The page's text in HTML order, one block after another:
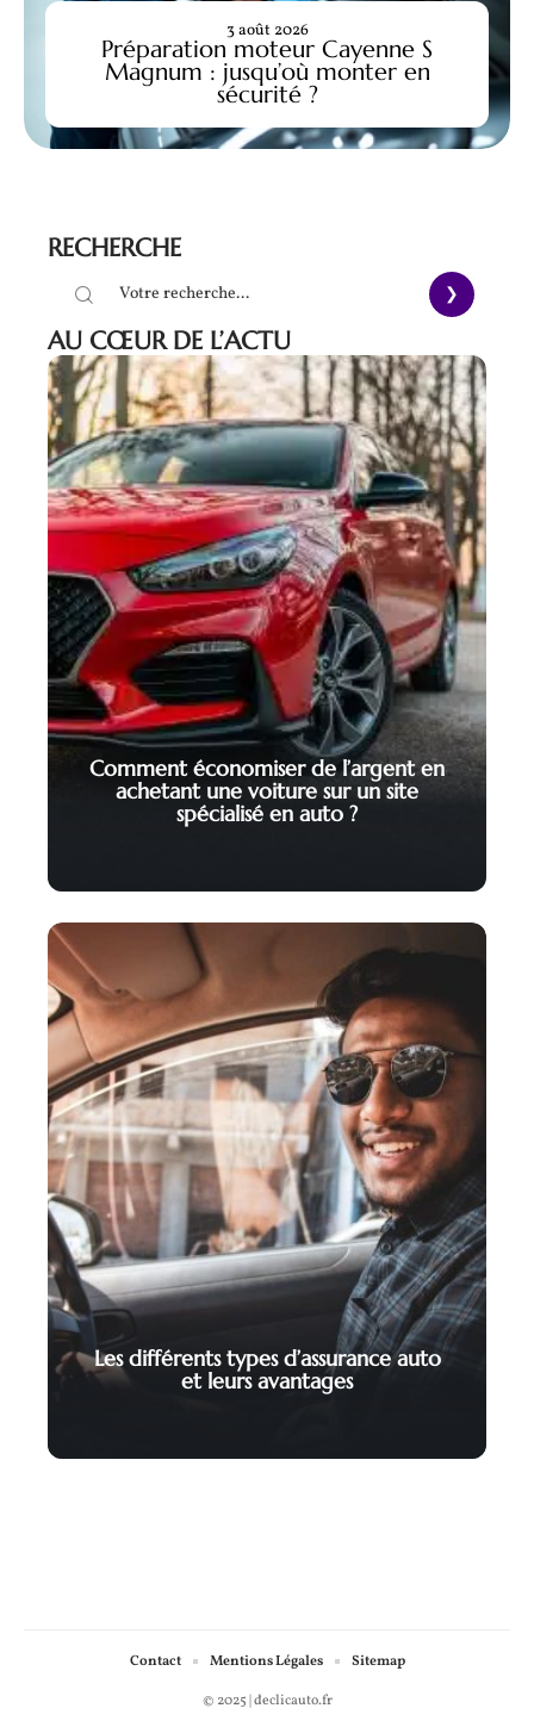
Préparation moteur Cayenne S
Magnum : jusqu’où monter en
sécurité ?
3 août 2026
RECHERCHE
AU CŒUR DE L’ACTU
Comment économiser de l’argent en
achetant une voiture sur un site
spécialisé en auto ?
Les différents types d’assurance auto
et leurs avantages
© 2025 | declicauto.fr
Contact Mentions Légales Sitemap